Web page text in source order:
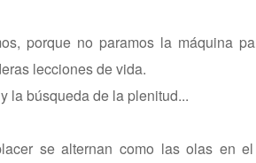
porque no paramos la máquina
lecciones de vida.
la búsqueda de la plenitud...
se alternan como las olas en